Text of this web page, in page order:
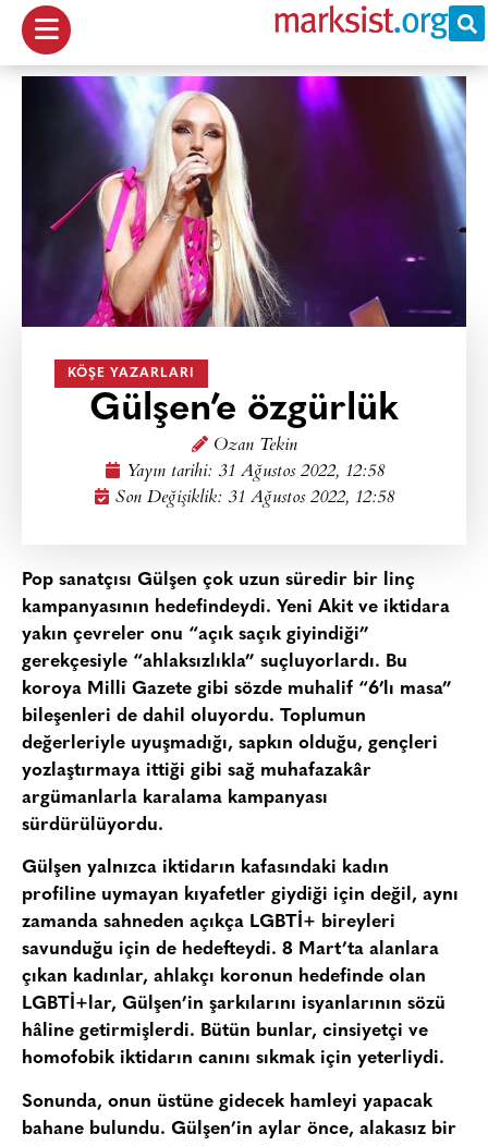
KÖŞE YAZARLARI
Gülşen’e özgürlük
Ozan Tekin
Yayın tarihi: 31 Ağustos 2022, 12:58
Son Değişiklik: 31 Ağustos 2022, 12:58
Pop sanatçısı Gülşen çok uzun süredir bir linç
kampanyasının hedefindeydi. Yeni Akit ve iktidara
yakın çevreler onu “açık saçık giyindiği”
gerekçesiyle “ahlaksızlıkla” suçluyorlardı. Bu
koroya Milli Gazete gibi sözde muhalif “6’lı masa”
bileşenleri de dahil oluyordu. Toplumun
değerleriyle uyuşmadığı, sapkın olduğu, gençleri
yozlaştırmaya ittiği gibi sağ muhafazakâr
argümanlarla karalama kampanyası
sürdürülüyordu.
Gülşen yalnızca iktidarın kafasındaki kadın
profiline uymayan kıyafetler giydiği için değil, aynı
zamanda sahneden açıkça LGBTİ+ bireyleri
savunduğu için de hedefteydi. 8 Mart’ta alanlara
çıkan kadınlar, ahlakçı koronun hedefinde olan
LGBTİ+lar, Gülşen’in şarkılarını isyanlarının sözü
hâline getirmişlerdi. Bütün bunlar, cinsiyetçi ve
homofobik iktidarın canını sıkmak için yeterliydi.
Sonunda, onun üstüne gidecek hamleyi yapacak
bahane bulundu. Gülşen’in aylar önce, alakasız bir